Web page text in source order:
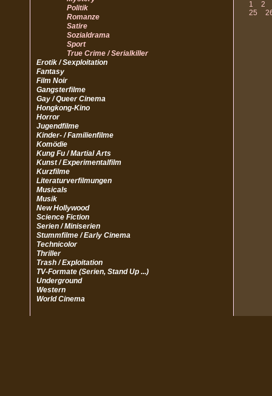
Politik
Romanze
Satire
Sozialdrama
Sport
True Crime / Serialkiller
Erotik / Sexploitation
Fantasy
Film Noir
Gangsterfilme
Gay / Queer Cinema
Hongkong-Kino
Horror
Jugendfilme
Kinder- / Familienfilme
Komödie
Kung Fu / Martial Arts
Kunst / Experimentalfilm
Kurzfilme
Literaturverfilmungen
Musicals
Musik
New Hollywood
Science Fiction
Serien / Miniserien
Stummfilme / Early Cinema
Technicolor
Thriller
Trash / Exploitation
TV-Formate (Serien, Stand Up ...)
Underground
Western
World Cinema
1
2
25